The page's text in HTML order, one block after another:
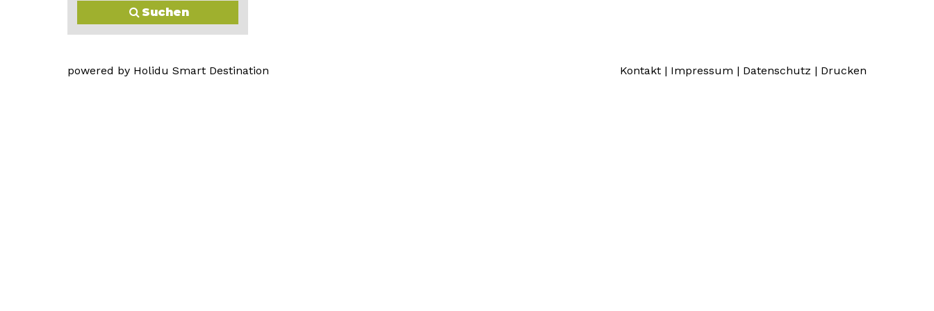
Suchen
Kontakt | Impressum | Datenschutz | Drucken
powered by Holidu Smart Destination